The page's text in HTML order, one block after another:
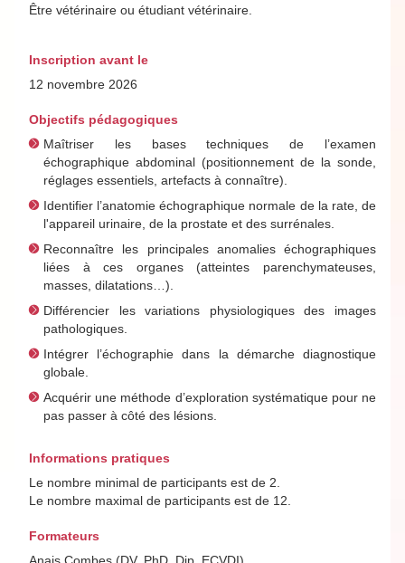
Être vétérinaire ou étudiant vétérinaire.
Inscription avant le
12 novembre 2026
Objectifs pédagogiques
Maîtriser les bases techniques de l’examen
échographique abdominal (positionnement de la sonde,
réglages essentiels, artefacts à connaître).
Identifier l’anatomie échographique normale de la rate, de
l'appareil urinaire, de la prostate et des surrénales.
Reconnaître les principales anomalies échographiques
liées à ces organes (atteintes parenchymateuses,
masses, dilatations…).
Différencier les variations physiologiques des images
pathologiques.
Intégrer l’échographie dans la démarche diagnostique
globale.
Acquérir une méthode d’exploration systématique pour ne
pas passer à côté des lésions.
Informations pratiques
Le nombre minimal de participants est de 2.
Le nombre maximal de participants est de 12.
Formateurs